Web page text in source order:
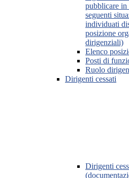
pubblicare in
seguenti
individuati
posizione
dirigenziali)
Elenco
Posti di
Ruolo
Dirigenti cessati
Dirigenti